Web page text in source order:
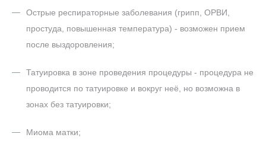
Острые респираторные заболевания (грипп, ОРВИ,
простуда, повышенная температура) - возможен прием
после выздоровления;
Татуировка в зоне проведения процедуры - процедура не
проводится по татуировке и вокруг неё, но возможна в
зонах без татуировки;
Миома матки;